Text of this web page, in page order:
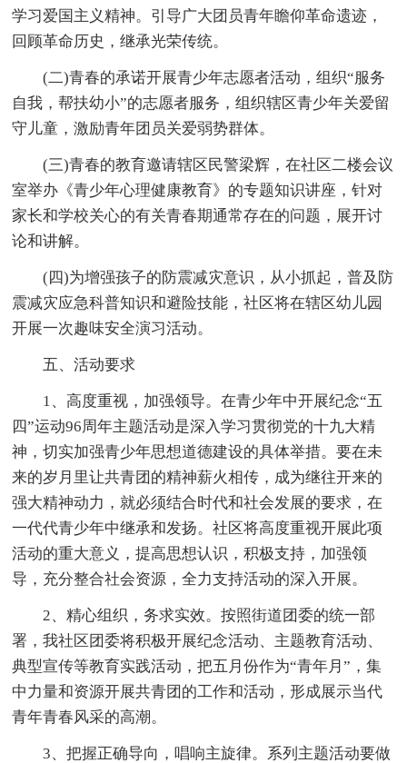
学习爱国主义精神。引导广大团员青年瞻仰革命遗迹，
回顾革命历史，继承光荣传统。
(二)青春的承诺开展青少年志愿者活动，组织“服务
自我，帮扶幼小”的志愿者服务，组织辖区青少年关爱留
守儿童，激励青年团员关爱弱势群体。
(三)青春的教育邀请辖区民警梁辉，在社区二楼会议
室举办《青少年心理健康教育》的专题知识讲座，针对
家长和学校关心的有关青春期通常存在的问题，展开讨
论和讲解。
(四)为增强孩子的防震减灾意识，从小抓起，普及防
震减灾应急科普知识和避险技能，社区将在辖区幼儿园
开展一次趣味安全演习活动。
五、活动要求
1、高度重视，加强领导。在青少年中开展纪念“五
四”运动96周年主题活动是深入学习贯彻党的十九大精
神，切实加强青少年思想道德建设的具体举措。要在未
来的岁月里让共青团的精神薪火相传，成为继往开来的
强大精神动力，就必须结合时代和社会发展的要求，在
一代代青少年中继承和发扬。社区将高度重视开展此项
活动的重大意义，提高思想认识，积极支持，加强领
导，充分整合社会资源，全力支持活动的深入开展。
2、精心组织，务求实效。按照街道团委的统一部
署，我社区团委将积极开展纪念活动、主题教育活动、
典型宣传等教育实践活动，把五月份作为“青年月”，集
中力量和资源开展共青团的工作和活动，形成展示当代
青年青春风采的高潮。
3、把握正确导向，唱响主旋律。系列主题活动要做